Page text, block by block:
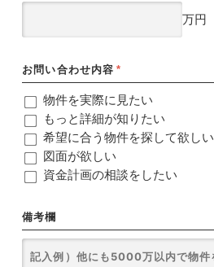
万円
お問い合わせ内容 *
物件を実際に見たい
もっと詳細が知りたい
希望に合う物件を探して欲しい
図面が欲しい
資金計画の相談をしたい
備考欄